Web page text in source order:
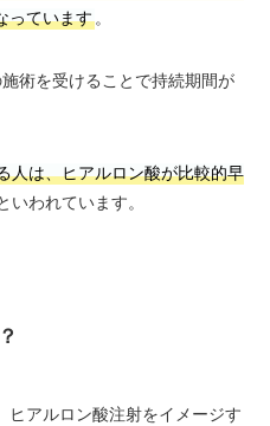
っています。
術を受けることで持続期間が
人は、ヒアルロン酸が比較的早
いわれています。
ヒアルロン酸注射をイメージす